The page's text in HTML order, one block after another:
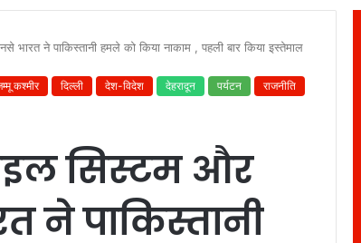
भारत ने पाकिस्तानी हमले को किया नाकाम , पहली बार किया इस्तेमाल
कश्मीर दिल्ली देश-विदेश देहरादून पर्यटन राजनीति
सिस्टम और
ने पाकिस्तानी